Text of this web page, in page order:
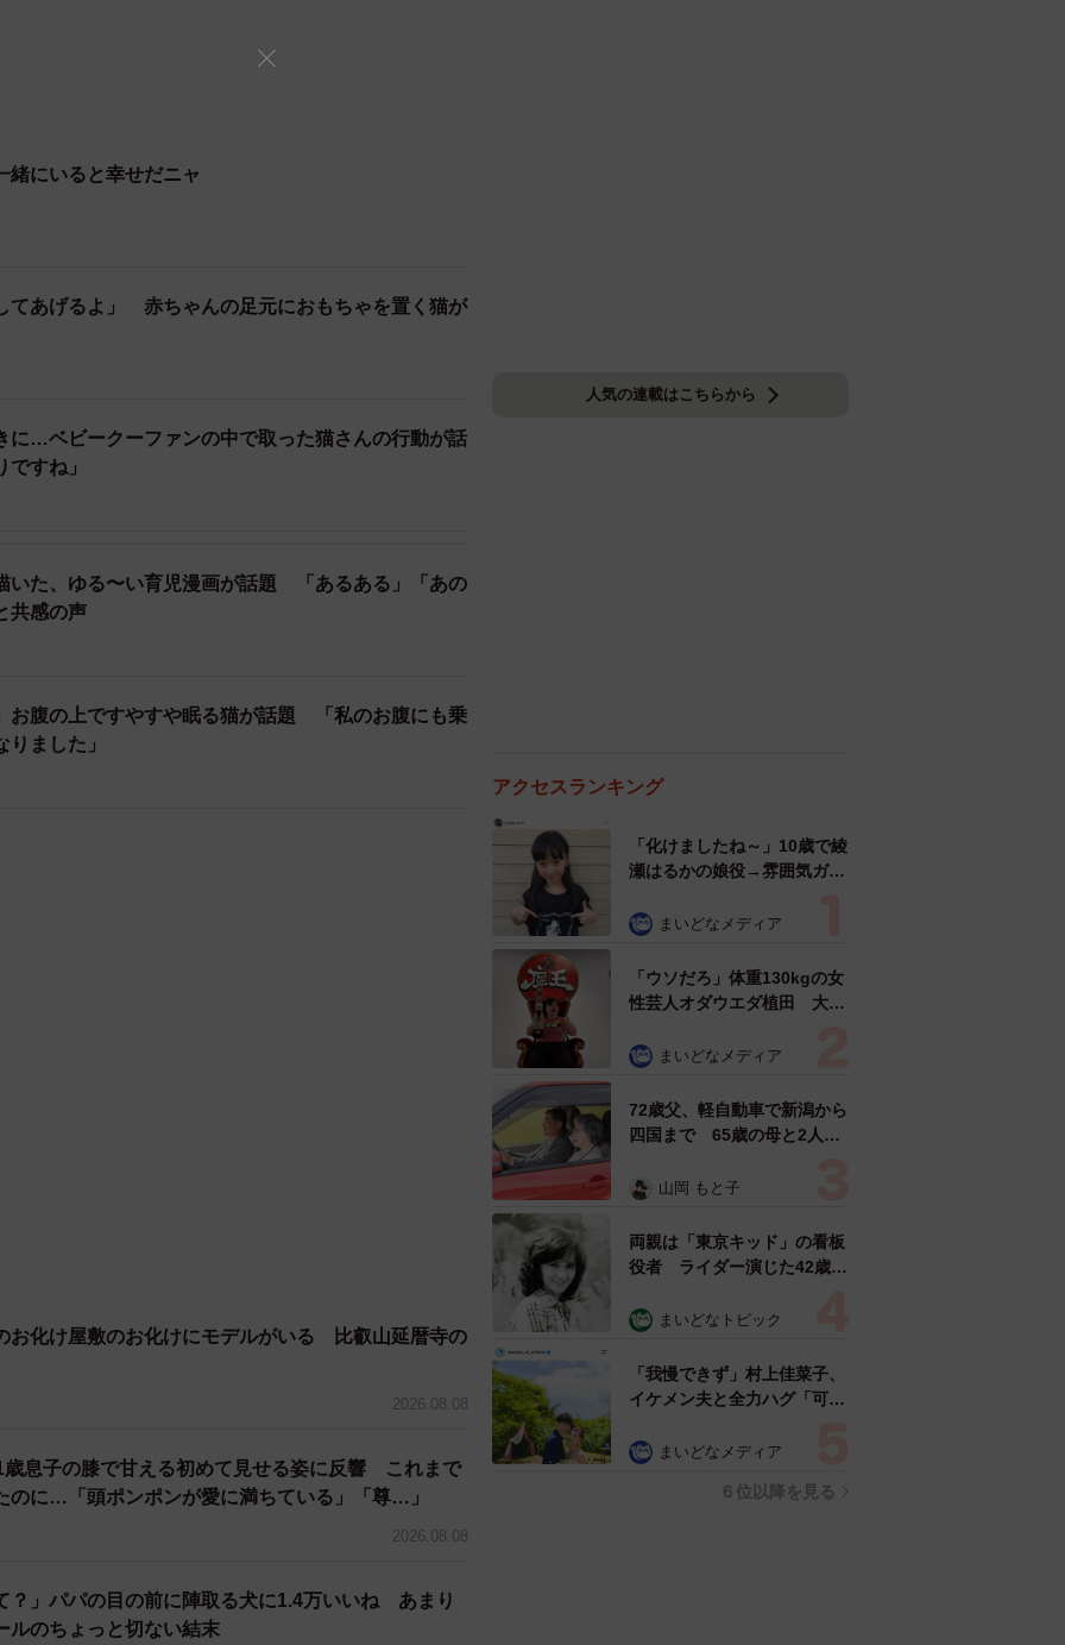
緒にいると幸せだニャ
てあげるよ」 赤ちゃんの足元におもちゃを置く猫が
に…ベビークーファンの中で取った猫さんの行動が話
すね」
いた、ゆる〜い育児漫画が話題 「あるある」「あの
共感の声
お腹の上ですやすや眠る猫が話題 「私のお腹にも乗
ました」
お化け屋敷のお化けにモデルがいる 比叡山延暦寺の
2026.08.08
息子の膝で甘える初めて見せる姿に反響 これまで
のに…「頭ポンポンが愛に満ちている」「尊…」
2026.08.08
？」パパの目の前に陣取る犬に1.4万いいね あまり
ルのちょっと切ない結末
人気の連載はこちらから
アクセスランキング
「化けましたね～」10歳で綾
瀬はるかの娘役→雰囲気ガラ
雰囲気が」「宝塚に入れそ
まいどなメディア
「ウソだろ」体重130kgの女
性芸人オダウエダ植田 大学
で」 まいどなメディア
72歳父、軽自動車で新潟から
四国まで 65歳の母と2人で
憩まで分刻み… 「大学生で
山岡 もと子
両親は「東京キッド」の看板
役者 ライダー演じた42歳元
ングフォト」計画を明言
む」
まいどなトピック
「我慢できず」村上佳菜子、
イケメン夫と全力ハグ「可愛
まいどなメディア
６位以降を見る